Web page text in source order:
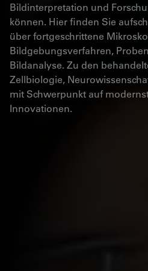
Bildinterpretation und
können. Hier finden Sie
über fortgeschrittene
Bildgebungsverfahren,
Bildanalyse. Zu den
Zellbiologie,
mit Schwerpunkt auf
Innovationen.